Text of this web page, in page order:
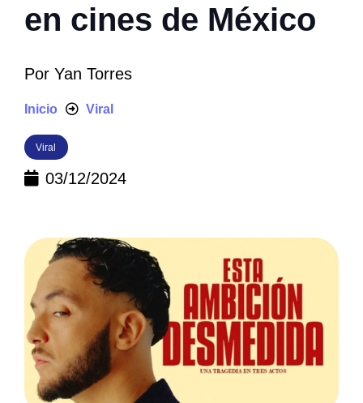
en cines de México
Por Yan Torres
Inicio Viral
Viral
03/12/2024